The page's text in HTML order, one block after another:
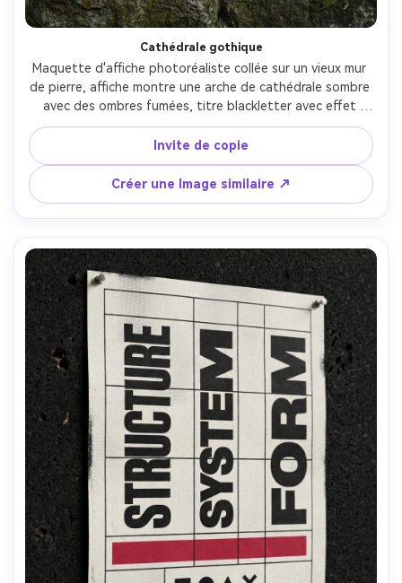
Cathédrale gothique
Maquette d'affiche photoréaliste collée sur un vieux mur
de pierre, affiche montre une arche de cathédrale sombre
avec des ombres fumées, titre blackletter avec effet
d'encre métallique, relief argenté subtil, palette
monochrome à haut contraste, bords détressés,
ornements de bordure de style occulte, grain de papier
mat réaliste, éclairage latéral humoreux, prise sur Canon
R5, 35mm, f/2.2, produit éditorial prise de vue réalisme- -
ar 4:5
Invite de copie
Créer une Image similaire ↗